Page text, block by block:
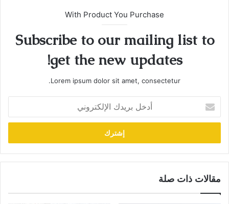
With Product You Purchase
Subscribe to our mailing list to
get the new updates!
Lorem ipsum dolor sit amet, consectetur.
بريدك
الإلكتروني
مقالات ذات صلة